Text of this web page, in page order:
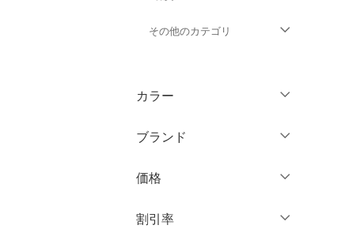
その他のカテゴリ
ジャケット・アウター
パンツ
ワンピース・ドレス
スカート
カラー
ブランド
価格
割引率